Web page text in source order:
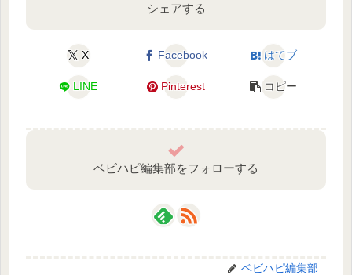
シェアする
X Facebook はてブ
LINE Pinterest コピー
ベビハピ編集部をフォローする
ベビハピ編集部